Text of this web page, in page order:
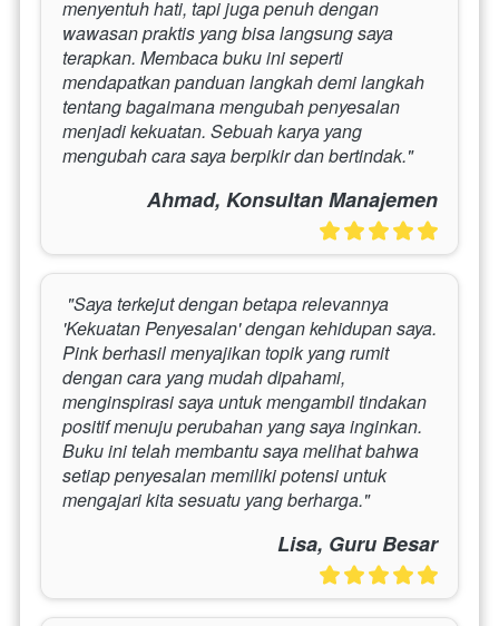
menyentuh hati, tapi juga penuh dengan
wawasan praktis yang bisa langsung saya
terapkan. Membaca buku ini seperti
mendapatkan panduan langkah demi langkah
tentang bagaimana mengubah penyesalan
menjadi kekuatan. Sebuah karya yang
mengubah cara saya berpikir dan bertindak."
Ahmad, Konsultan Manajemen
'Kekuatan Penyesalan' dengan kehidupan saya.
Pink berhasil menyajikan topik yang rumit
dengan cara yang mudah dipahami,
menginspirasi saya untuk mengambil tindakan
positif menuju perubahan yang saya inginkan.
Buku ini telah membantu saya melihat bahwa
setiap penyesalan memiliki potensi untuk
mengajari kita sesuatu yang berharga."
Lisa, Guru Besar